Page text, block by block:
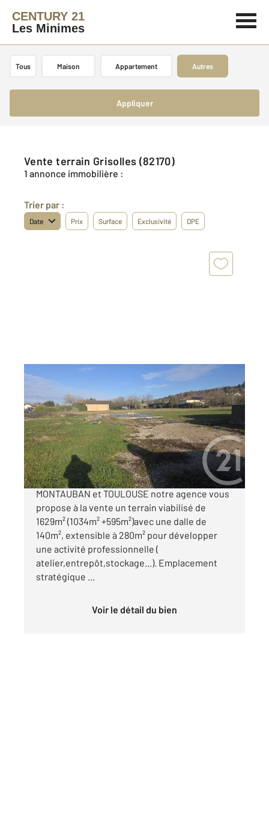
CENTURY 21
Les Minimes
Tous Maison Appartement Autres
Appliquer
Vente terrain Grisolles (82170)
1 annonce immobilière :
Trier par :
Date Prix Surface Exclusivité DPE
GRISOLLES 82
Ref : 30139
Terrain à vendre
162 000 €
GRISOLLES, commune dynamique située entre
MONTAUBAN et TOULOUSE notre agence vous
propose à la vente un terrain viabilisé de
1629m² (1034m² +595m²)avec une dalle de
140m², extensible à 280m² pour développer
une activité professionnelle (
atelier,entrepôt,stockage...). Emplacement
stratégique ...
Voir le détail du bien